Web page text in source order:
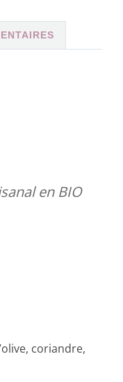
en BIO
coriandre,